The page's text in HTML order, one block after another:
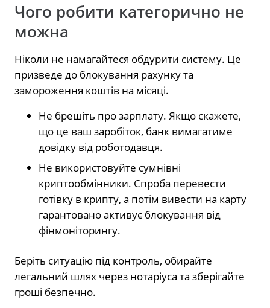
Чого робити категорично не
можна
Ніколи не намагайтеся обдурити систему. Це
призведе до блокування рахунку та
замороження коштів на місяці.
Не брешіть про зарплату. Якщо скажете,
що це ваш заробіток, банк вимагатиме
довідку від роботодавця.
Не використовуйте сумнівні
криптообмінники. Спроба перевести
готівку в крипту, а потім вивести на карту
гарантовано активує блокування від
фінмоніторингу.
Беріть ситуацію під контроль, обирайте
легальний шлях через нотаріуса та зберігайте
гроші безпечно.